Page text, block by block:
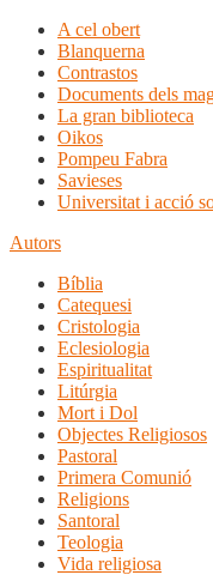
A cel obert
Blanquerna
Contrastos
Documents dels
La gran biblioteca
Oikos
Pompeu Fabra
Savieses
Universitat i acció
Autors
Bíblia
Catequesi
Cristologia
Eclesiologia
Espiritualitat
Litúrgia
Mort i Dol
Objectes Religiosos
Pastoral
Primera Comunió
Religions
Santoral
Teologia
Vida religiosa